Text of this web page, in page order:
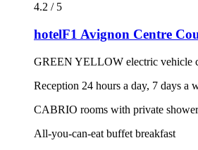
4.2 / 5
hotelF1 Avignon Centre
GREEN YELLOW electric vehicle
Reception 24 hours a day, 7 days a
CABRIO rooms with private
All-you-can-eat buffet breakfast